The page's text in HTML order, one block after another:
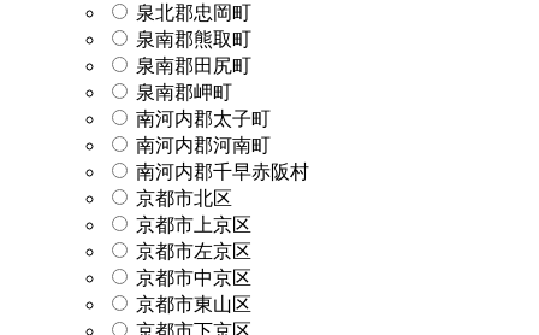
泉北郡忠岡町
泉南郡熊取町
泉南郡田尻町
泉南郡岬町
南河内郡太子町
南河内郡河南町
南河内郡千早赤阪村
京都市北区
京都市上京区
京都市左京区
京都市中京区
京都市東山区
京都市下京区